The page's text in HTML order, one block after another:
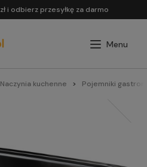
i odbierz przesyłkę za darmo
Naczynia kuchenne Pojemniki